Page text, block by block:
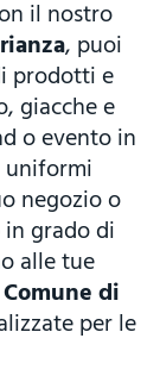
il nostro
, puoi
prodotti e
giacche e
o evento in
uniformi
negozio o
grado di
alle tue
Comune di
per le